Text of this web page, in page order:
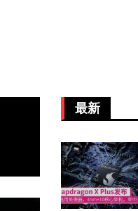
最新